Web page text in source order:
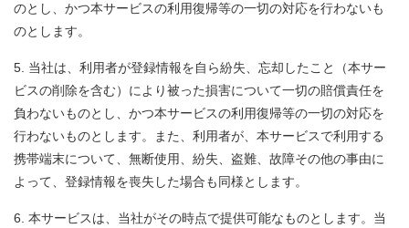
のとし、かつ本サービスの利用復帰等の一切の対応を行わないも
のとします。
当社は、利用者が登録情報を自ら紛失、忘却したこと（本サー
ビスの削除を含む）により被った損害について一切の賠償責任を
負わないものとし、かつ本サービスの利用復帰等の一切の対応を
行わないものとします。また、利用者が、本サービスで利用する
携帯端末について、無断使用、紛失、盗難、故障その他の事由に
よって、登録情報を喪失した場合も同様とします。
本サービスは、当社がその時点で提供可能なものとします。当